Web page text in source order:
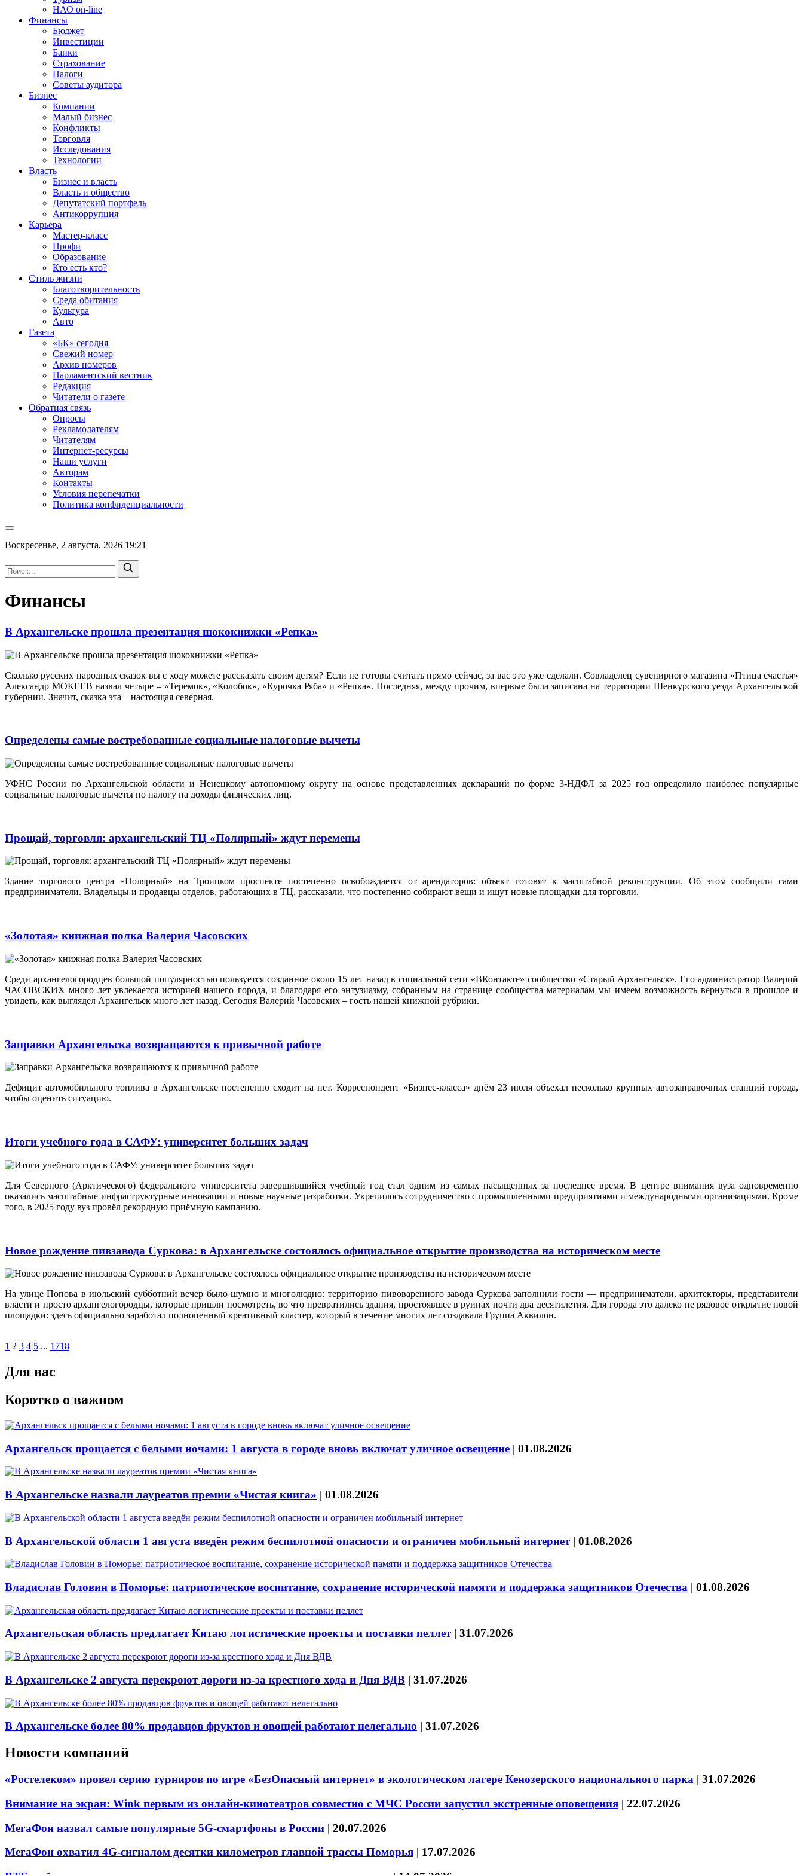
НАО on-line
Финансы
Бюджет
Инвестиции
Банки
Страхование
Налоги
Советы аудитора
Бизнес
Компании
Малый бизнес
Конфликты
Торговля
Исследования
Технологии
Власть
Бизнес и власть
Власть и общество
Депутатский портфель
Антикоррупция
Карьера
Мастер-класс
Профи
Образование
Кто есть кто?
Стиль жизни
Благотворительность
Среда обитания
Культура
Авто
Газета
«БК» сегодня
Свежий номер
Архив номеров
Парламентский вестник
Редакция
Читатели о газете
Обратная связь
Опросы
Рекламодателям
Читателям
Интернет-ресурсы
Наши услуги
Авторам
Контакты
Условия перепечатки
Политика конфиденциальности
Воскресенье, 2 августа, 2026 19:21
Финансы
В Архангельске прошла презентация шококнижки «Репка»
Сколько русских народных сказок вы с ходу можете рассказать своим детям? Если не готовы считать прямо сейчас, за вас это уже сделали. Совладелец сувенирного магазина «Птица счастья»
Александр МОКЕЕВ назвал четыре – «Теремок», «Колобок», «Курочка Ряба» и «Репка». Последняя, между прочим, впервые была записана на территории Шенкурского уезда Архангельской
губернии. Значит, сказка эта – настоящая северная.
Определены самые востребованные социальные налоговые вычеты
УФНС России по Архангельской области и Ненецкому автономному округу на основе представленных деклараций по форме 3-НДФЛ за 2025 год определило наиболее популярные
социальные налоговые вычеты по налогу на доходы физических лиц.
Прощай, торговля: архангельский ТЦ «Полярный» ждут перемены
Здание торгового центра «Полярный» на Троицком проспекте постепенно освобождается от арендаторов: объект готовят к масштабной реконструкции. Об этом сообщили сами
предприниматели. Владельцы и продавцы отделов, работающих в ТЦ, рассказали, что постепенно собирают вещи и ищут новые площадки для торговли.
«Золотая» книжная полка Валерия Часовских
Среди архангелогородцев большой популярностью пользуется созданное около 15 лет назад в социальной сети «ВКонтакте» сообщество «Старый Архангельск». Его администратор Валерий
ЧАСОВСКИХ много лет увлекается историей нашего города, и благодаря его энтузиазму, собранным на странице сообщества материалам мы имеем возможность вернуться в прошлое и
увидеть, как выглядел Архангельск много лет назад. Сегодня Валерий Часовских – гость нашей книжной рубрики.
Заправки Архангельска возвращаются к привычной работе
Дефицит автомобильного топлива в Архангельске постепенно сходит на нет. Корреспондент «Бизнес-класса» днём 23 июля объехал несколько крупных автозаправочных станций города,
чтобы оценить ситуацию.
Итоги учебного года в САФУ: университет больших задач
Для Северного (Арктического) федерального университета завершившийся учебный год стал одним из самых насыщенных за последнее время. В центре внимания вуза одновременно
оказались масштабные инфраструктурные инновации и новые научные разработки. Укрепилось сотрудничество с промышленными предприятиями и международными организациями. Кроме
того, в 2025 году вуз провёл рекордную приёмную кампанию.
Новое рождение пивзавода Суркова: в Архангельске состоялось официальное открытие производства на историческом месте
На улице Попова в июльский субботний вечер было шумно и многолюдно: территорию пивоваренного завода Суркова заполнили гости — предприниматели, архитекторы, представители
власти и просто архангелогородцы, которые пришли посмотреть, во что превратились здания, простоявшее в руинах почти два десятилетия. Для города это далеко не рядовое открытие новой
площадки: здесь официально заработал полноценный креативный кластер, который в течение многих лет создавала Группа Аквилон.
1 2 3 4 5 ... 1718
Для вас
Коротко о важном
Архангельск прощается с белыми ночами: 1 августа в городе вновь включат уличное освещение | 01.08.2026
В Архангельске назвали лауреатов премии «Чистая книга» | 01.08.2026
В Архангельской области 1 августа введён режим беспилотной опасности и ограничен мобильный интернет| 01.08.2026
Владислав Головин в Поморье: патриотическое воспитание, сохранение исторической памяти и поддержка защитников Отечества | 01.08.2026
Архангельская область предлагает Китаю логистические проекты и поставки пеллет| 31.07.2026
В Архангельске 2 августа перекроют дороги из-за крестного хода и Дня ВДВ | 31.07.2026
В Архангельске более 80% продавцов фруктов и овощей работают нелегально | 31.07.2026
Новости компаний
«Ростелеком» провел серию турниров по игре «БезОпасный интернет» в экологическом лагере Кенозерского национального парка | 31.07.2026
Внимание на экран: Wink первым из онлайн-кинотеатров совместно с МЧС России запустил экстренные оповещения | 22.07.2026
МегаФон назвал самые популярные 5G-смартфоны в России | 20.07.2026
МегаФон охватил 4G-сигналом десятки километров главной трассы Поморья | 17.07.2026